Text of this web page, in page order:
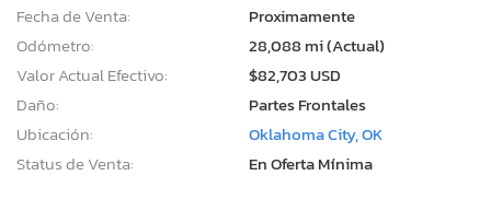
Fecha de Venta:
Proximamente
Odómetro:
28,088 mi (Actual)
Valor Actual Efectivo:
$82,703 USD
Daño:
Partes Frontales
Ubicación:
Oklahoma City, OK
Status de Venta:
En Oferta Mínima